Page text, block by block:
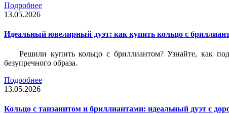
Подробнее
13.05.2026
Идеальный ювелирный дуэт: как купить кольцо с
Решили купить кольцо с бриллиантом? Узнайте, как
безупречного образа.
Подробнее
13.05.2026
Кольцо с танзанитом и бриллиантами: идеальный дуэт с